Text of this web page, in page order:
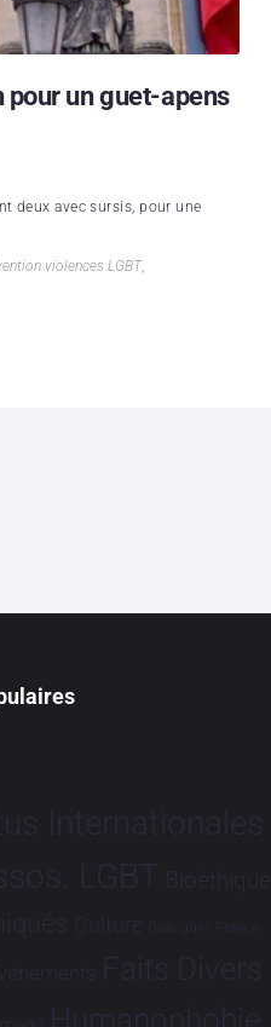
pour un guet-apens
deux avec sursis, pour une
violences LGBT,
Internationales
LGBT Bioéthique
Culture Dialogues France-
Faits Divers
Humanophobie